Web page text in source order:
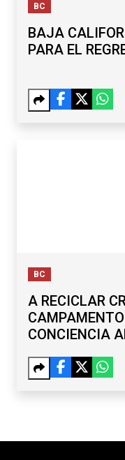
BC
BAJA
PARA EL
BC
A RECICLAR
CONCIENCIA